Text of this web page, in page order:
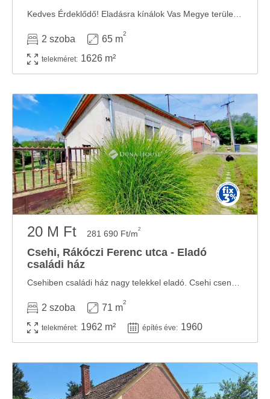
2 szoba 65 m
2
telekméret: 1626 m²
20 M Ft 281 690 Ft/m2
Csehi, Rákóczi Ferenc utca - Eladó
családi ház
2 szoba 71 m
2
telekméret: 1962 m² építés éve: 1960